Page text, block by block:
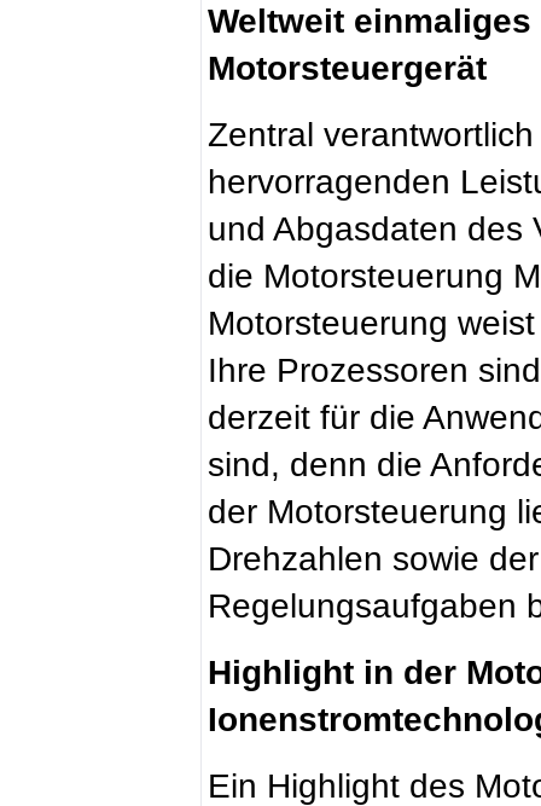
Weltweit einmaliges
Motorsteuergerät
Zentral
hervorragenden
und Abgasdaten des
die Motorsteuerung
Motorsteuerung
Ihre Prozessoren
derzeit für die
sind, denn die
der Motorsteuerung
Drehzahlen sowie
Regelungsaufgaben
Highlight in der
Ein Highlight des